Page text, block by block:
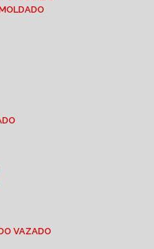
MOLDADO
VAZADO